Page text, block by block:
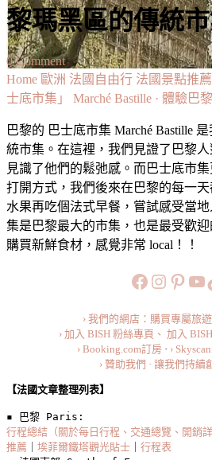
黎瑪黑區的傳統
0 Commenton
【巴
黎
點】
巴
黎
「巴
士
底
市
體
黎
黑
區
Home 歐洲 法國自由行 法國景點推薦
士底市集」 Marché Bastille · 體驗巴
巴黎的 巴士底市集 Marché Bastille
統市集。在這裡，我們見證了巴黎
見識了他們的鬆弛感。而巴士底市
打開方式，我們後來在巴黎的每一
水果再吃個法式早餐，嘗試感受當
集是巴黎最大的市集，也是最受歡
購買新鮮食材，感覺非常 local！！
https://
https://
旅行美食小短片
› 我們的網店：購買專屬旅
› 加入 BISH 粉絲專頁、 加入
› Booking.com訂房 · ›
› 贊助我們 · 讓我們持續
【法國文章整理列表】
▪️ 巴黎 Paris:
行程總結（關於每日行程、交通總覽、開銷
推薦
埃菲爾鐵塔觀光貼士
行程表